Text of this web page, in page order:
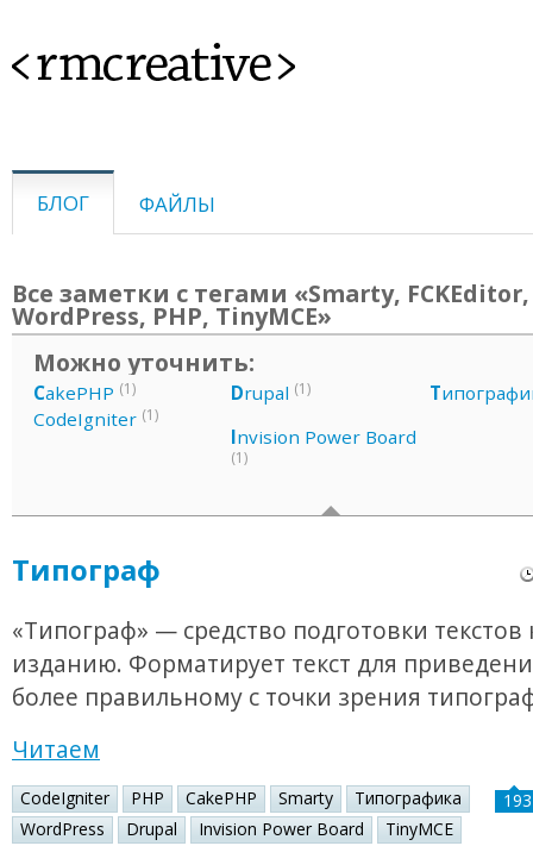
<rmcreative>
БЛОГ ФАЙЛЫ
Все заметки с тегами «Smarty, FCKEditor,
WordPress, PHP, TinyMCE»
Можно уточнить:
CakePHP (1)
CodeIgniter (1)
Drupal (1)
Invision Power Board
(1)
Т
Типограф
«Типограф» — средство подготовки текстов
изданию. Форматирует текст для
более правильному с точки зрения
Читаем
CodeIgniter PHP CakePHP Smarty
Типографика
WordPress
Drupal Invision Power Board
TinyMCE